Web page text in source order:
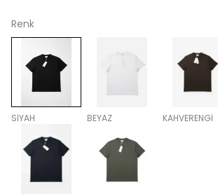
Renk
SİYAH BEYAZ KAHVERENGİ